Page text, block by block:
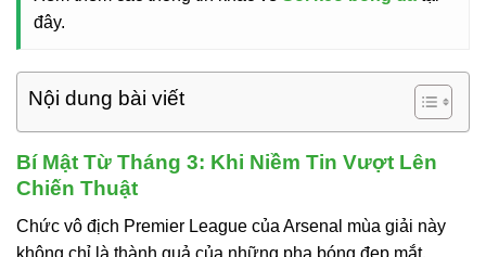
đây.
Nội dung bài viết
Bí Mật Từ Tháng 3: Khi Niềm Tin Vượt Lên
Chiến Thuật
Chức vô địch Premier League của Arsenal mùa giải này
không chỉ là thành quả của những pha bóng đẹp mắt,